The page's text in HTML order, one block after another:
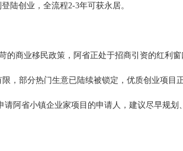
陆创业，全流程2-3年可获永居。
的商业移民政策，阿省正处于招商引资的红利
，部分热门生意已陆续被锁定，优质创业项目
请阿省小镇企业家项目的申请人，建议尽早规划